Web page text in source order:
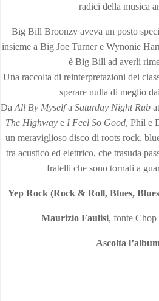
radici della musica
Big Bill Broonzy aveva un posto
insieme a Big Joe Turner e Wynonie
è Big Bill ad averli
Una raccolta di reinterpretazioni dei
sperare nulla di meglio
Da All By Myselfa Saturday Night Rub
The Highwaye I Feel So Good, Phil e
un meraviglioso disco di roots rock,
tra acustico ed elettrico, che trasuda
fratelli che sono tornati a
Yep Rock (Rock & Roll, Blues,
Maurizio Faulisi, fonte
Ascolta